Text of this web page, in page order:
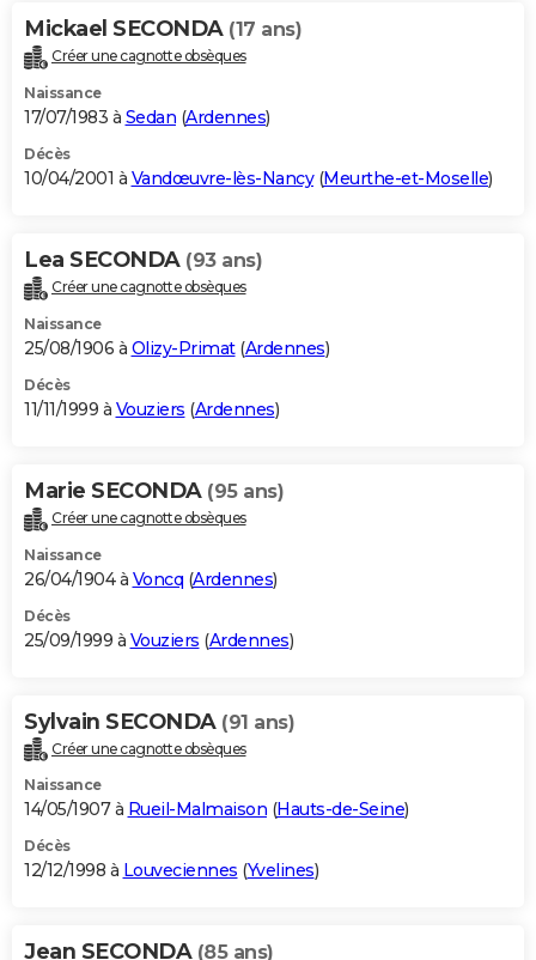
Mickael SECONDA (17 ans)
Créer une cagnotte obsèques
Naissance
17/07/1983 à Sedan (Ardennes)
Décès
10/04/2001 à Vandœuvre-lès-Nancy(Meurthe-et-Moselle)
Lea SECONDA (93 ans)
Créer une cagnotte obsèques
Naissance
25/08/1906 à Olizy-Primat(Ardennes)
Décès
11/11/1999 à Vouziers (Ardennes)
Marie SECONDA (95 ans)
Créer une cagnotte obsèques
Naissance
26/04/1904 à Voncq (Ardennes)
Décès
25/09/1999 à Vouziers (Ardennes)
Sylvain SECONDA (91 ans)
Créer une cagnotte obsèques
Naissance
14/05/1907 à Rueil-Malmaison (Hauts-de-Seine)
Décès
12/12/1998 à Louveciennes (Yvelines)
Jean SECONDA (85 ans)